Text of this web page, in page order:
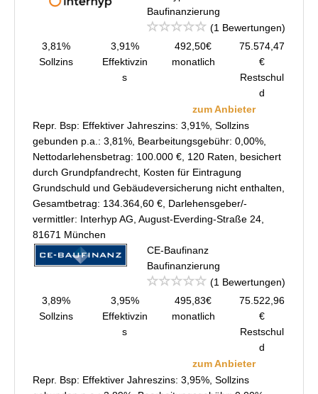
Baufinanzierung
(1 Bewertungen)
3,81%
Sollzins
3,91%
Effektivzin
s
492,50€
monatlich
75.574,47
€
Restschul
d
zum Anbieter
Repr. Bsp: Effektiver Jahreszins: 3,91%, Sollzins
gebunden p.a.: 3,81%, Bearbeitungsgebühr: 0,00%,
Nettodarlehensbetrag: 100.000 €, 120 Raten, besichert
durch Grundpfandrecht, Kosten für Eintragung
Grundschuld und Gebäudeversicherung nicht enthalten,
Gesamtbetrag: 134.364,60 €, Darlehensgeber/-
vermittler: Interhyp AG, August-Everding-Straße 24,
81671 München
CE-Baufinanz
Baufinanzierung
(1 Bewertungen)
3,89%
Sollzins
3,95%
Effektivzin
s
495,83€
monatlich
75.522,96
€
Restschul
d
zum Anbieter
Repr. Bsp: Effektiver Jahreszins: 3,95%, Sollzins